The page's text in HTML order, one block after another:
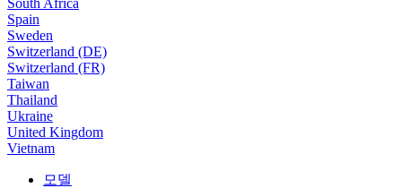
Spain
Sweden
Switzerland (DE)
Switzerland (FR)
Taiwan
Thailand
Ukraine
United Kingdom
Vietnam
모델